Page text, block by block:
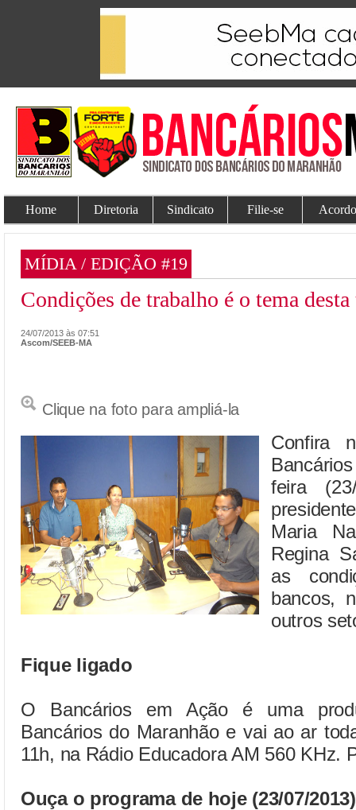
Home Diretoria Sindicato Filie-se
MÍDIA / EDIÇÃO #19
Condições de trabalho é o tema
24/07/2013 às 07:51
Ascom/SEEB-MA
Clique na foto para ampliá-la
Confira
feira
Maria
Regina
as
bancos,
outros
Fique ligado
O Bancários em Ação é uma
Bancários do Maranhão e vai ao ar
11h, na Rádio Educadora AM 560 KHz.
Ouça o programa de hoje (23/07/